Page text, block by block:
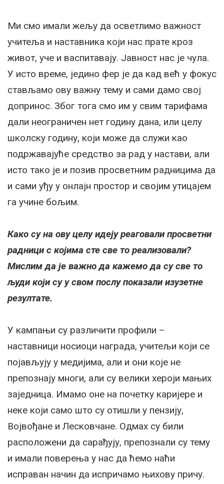
Ми смо имали жељу да осветлимо важност
учитеља и наставника који нас прате кроз
живот, уче и васпитавају. Јавност нас је чула.
У исто време, једино фер је да кад већ у фокус
стављамо ову важну тему и сами дамо свој
допринос. Због тога смо им у свим тарифама
дали неограничен нет годину дана, или целу
школску годину, који може да служи као
подржавајуће средство за рад у настави, али
исто тако је и позив просветним радницима да
и сами уђу у онлајн простор и својим утицајем
га учине бољим.
Како су на ову целу идеју реаговали просветни
радници с којима сте све то реализовали?
Мислим да је важно да кажемо да су све то
људи који су у свом послу показали изузетне
резултате.
У кампањи су различити профили –
наставници носиоци награда, учитељи који се
појављују у медијима, али и они које не
препознају многи, али су велики хероји мањих
заједница. Имамо оне на почетку каријере и
неке који само што су отишли у пензију,
Војвођане и Лесковчане. Одмах су били
расположени да сарађују, препознали су тему
и имали поверења у нас да ћемо наћи
исправан начин да испричамо њихову причу.